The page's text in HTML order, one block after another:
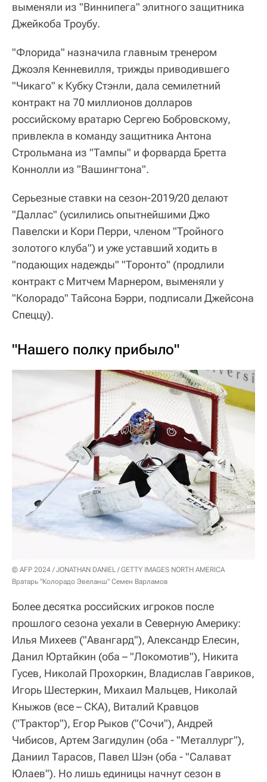
выменяли из "Виннипега" элитного защитника
Джейкоба Троубу.
"Флорида" назначила главным тренером
Джоэля Кенневилля, трижды приводившего
"Чикаго" к Кубку Стэнли, дала семилетний
контракт на 70 миллионов долларов
российскому вратарю Сергею Бобровскому,
привлекла в команду защитника Антона
Строльмана из "Тампы" и форварда Бретта
Коннолли из "Вашингтона".
Серьезные ставки на сезон-2019/20 делают
"Даллас" (усилились опытнейшими Джо
Павелски и Кори Перри, членом "Тройного
золотого клуба") и уже уставший ходить в
"подающих надежды" "Торонто" (продлили
контракт с Митчем Марнером, выменяли у
"Колорадо" Тайсона Бэрри, подписали Джейсона
Спеццу).
"Нашего полку прибыло"
© AFP 2024 / JONATHAN DANIEL / GETTY IMAGES NORTH AMERICA
Вратарь "Колорадо Эвеланш" Семен Варламов
Более десятка российских игроков после
прошлого сезона уехали в Северную Америку:
Илья Михеев ("Авангард"), Александр Елесин,
Данил Юртайкин (оба – "Локомотив"), Никита
Гусев, Николай Прохоркин, Владислав Гавриков,
Игорь Шестеркин, Михаил Мальцев, Николай
Кныжов (все – СКА), Виталий Кравцов
("Трактор"), Егор Рыков ("Сочи"), Андрей
Чибисов, Артем Загидулин (оба - "Металлург"),
Даниил Тарасов, Павел Шэн (оба - "Салават
Юлаев"). Но лишь единицы начнут сезон в